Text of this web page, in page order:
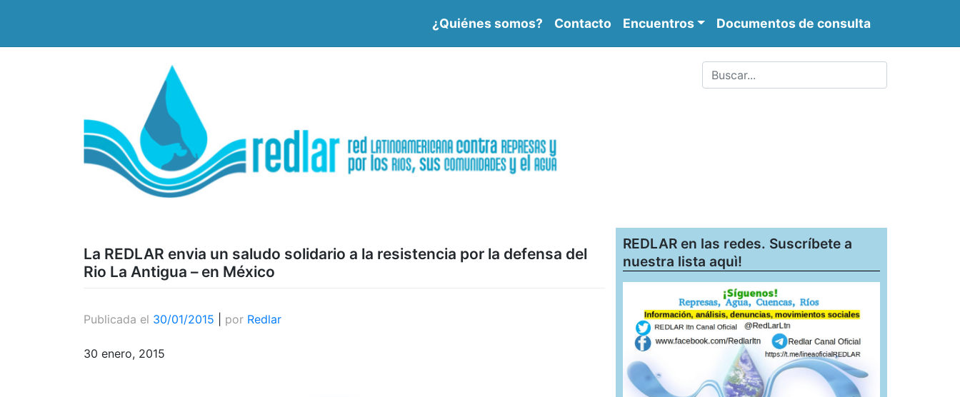
¿Quiénes somos? Contacto Encuentros Documentos de consulta
La REDLAR envia un saludo solidario a la resistencia por la defensa del
Rio La Antigua – en México
Publicada el 30/01/2015 por Redlar
30 enero, 2015
REDLAR en las redes. Suscríbete a
nuestra lista aquì!